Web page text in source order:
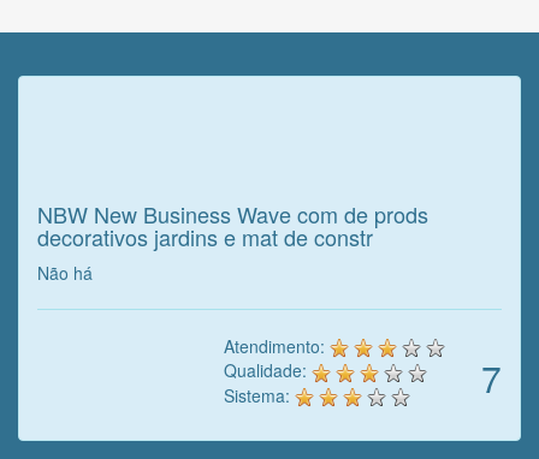
NBW New Business Wave com de prods
decorativos jardins e mat de constr
Não há
7
Atendimento:
Qualidade:
Sistema: